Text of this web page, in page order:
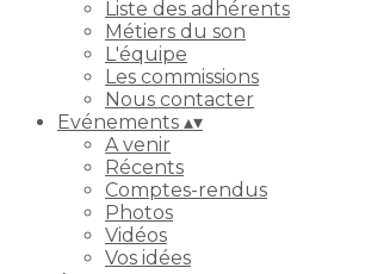
Liste des adhérents
Métiers du son
L'équipe
Les commissions
Nous contacter
Evénements ▴▾
A venir
Récents
Comptes-rendus
Photos
Vidéos
Vos idées